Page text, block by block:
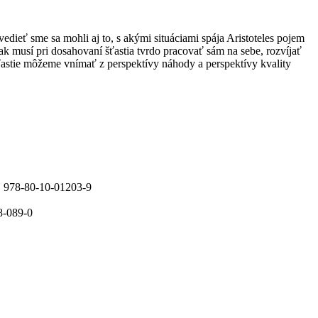
sme sa mohli aj to, s akými situáciami spája Aristoteles pojem
musí pri dosahovaní šťastia tvrdo pracovať sám na sebe, rozvíjať
môžeme vnímať z perspektívy náhody a perspektívy kvality
80-10-01203-9
089-0